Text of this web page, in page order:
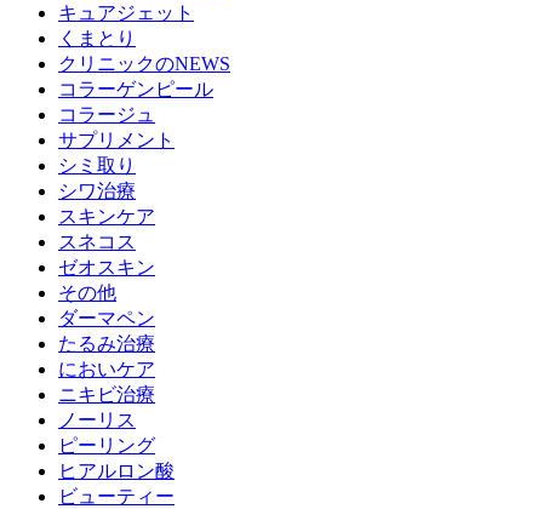
キュアジェット
くまとり
クリニックのNEWS
コラーゲンピール
コラージュ
サプリメント
シミ取り
シワ治療
スキンケア
スネコス
ゼオスキン
その他
ダーマペン
たるみ治療
においケア
ニキビ治療
ノーリス
ピーリング
ヒアルロン酸
ビューティー